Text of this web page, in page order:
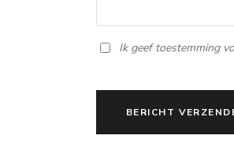
Ik geef toestemming
BERICHT